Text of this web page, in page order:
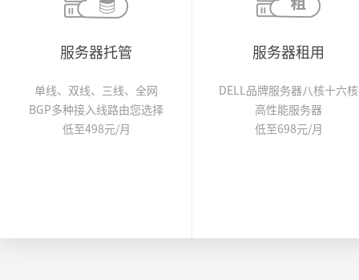
服务器托管
单线、双线、三线、全网
BGP多种接入线路由您选择
低至498元/月
服务器租用
DELL品牌服务器八核十六核
高性能服务器
低至698元/月